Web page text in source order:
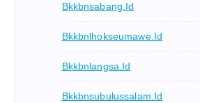
Bkkbnsabang.id
Bkkbnlhokseumawe.id
Bkkbnlangsa.id
Bkkbnsubulussalam.id